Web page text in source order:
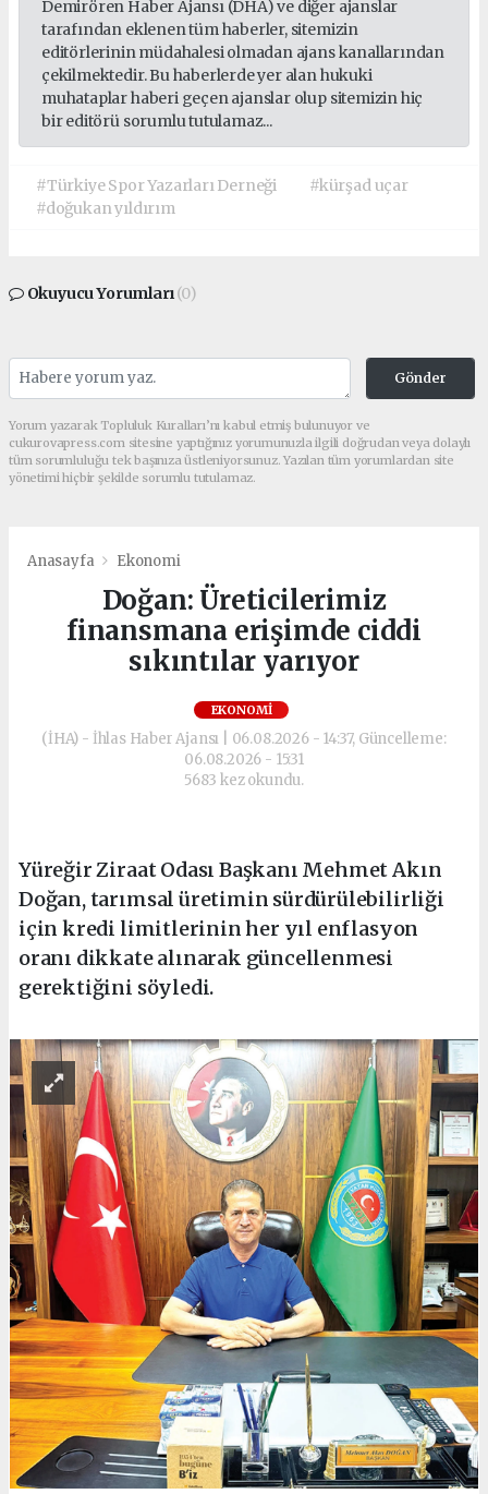
Demirören Haber Ajansı (DHA) ve diğer ajanslar
tarafından eklenen tüm haberler, sitemizin
editörlerinin müdahalesi olmadan ajans kanallarından
çekilmektedir. Bu haberlerde yer alan hukuki
muhataplar haberi geçen ajanslar olup sitemizin hiç
bir editörü sorumlu tutulamaz...
#Türkiye Spor Yazarları Derneği
#kürşad uçar
#doğukan yıldırım
Okuyucu Yorumları(0)
Gönder
Yorum yazarak Topluluk Kuralları’nı kabul etmiş bulunuyor ve
cukurovapress.com sitesine yaptığınız yorumunuzla ilgili doğrudan veya dolaylı
tüm sorumluluğu tek başınıza üstleniyorsunuz. Yazılan tüm yorumlardan site
yönetimi hiçbir şekilde sorumlu tutulamaz.
Anasayfa Ekonomi
Doğan: Üreticilerimiz
finansmana erişimde ciddi
sıkıntılar yarıyor
EKONOMI
(İHA) - İhlas Haber Ajansı | 06.08.2026 - 14:37, Güncelleme:
06.08.2026 - 15:31
5683 kez okundu.
Yüreğir Ziraat Odası Başkanı Mehmet Akın
Doğan, tarımsal üretimin sürdürülebilirliği
için kredi limitlerinin her yıl enflasyon
oranı dikkate alınarak güncellenmesi
gerektiğini söyledi.